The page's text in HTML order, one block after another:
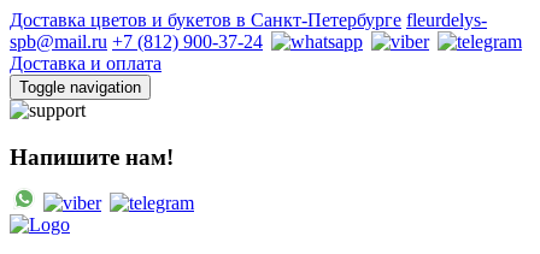
Доставка цветов и букетов в Санкт-Петербурге fleurdelys-
spb@mail.ru +7 (812) 900-37-24
Доставка и оплата
Toggle navigation
Напишите нам!